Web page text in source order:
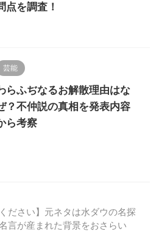
点を調査！
芸能
らふぢなるお解散理由はな
？不仲説の真相を発表内容
ら考察
ください】元ネタは水ダウの名探
言が産まれた背景をおさらい